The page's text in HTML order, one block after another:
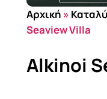
Αρχική »
Seaview Villa
Alkinoi